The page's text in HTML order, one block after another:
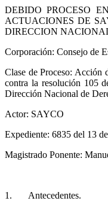
DEBIDO PROCESO
ACTUACIONES DE
DIRECCION
Corporación: Consejo de
Clase de Proceso: Acción
contra la resolución 105
Dirección Nacional de
Actor: SAYCO
Expediente: 6835 del 13
Magistrado Ponente:
1. Antecedentes.